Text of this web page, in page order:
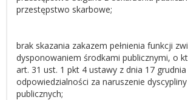
przestępstwo skarbowe;
brak skazania zakazem pełnienia funkcji
dysponowaniem środkami publicznymi, o
art. 31 ust. 1 pkt 4 ustawy z dnia 17
odpowiedzialności za naruszenie
publicznych;